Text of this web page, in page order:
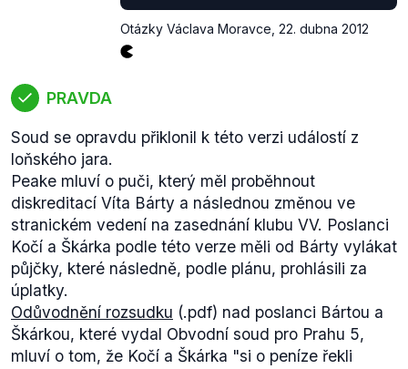
Otázky Václava Moravce 22. dubna 2012
PRAVDA
Soud se opravdu přiklonil k této verzi událostí z
loňského jara.
Peake mluví o puči, který měl proběhnout
diskreditací Víta Bárty a následnou změnou ve
stranickém vedení na zasednání klubu VV. Poslanci
Kočí a Škárka podle této verze měli od Bárty vylákat
půjčky, které následně, podle plánu, prohlásili za
úplatky.
Odůvodnění rozsudku (.pdf) nad poslanci Bártou a
Škárkou, které vydal Obvodní soud pro Prahu 5,
mluví o tom, že Kočí a Škárka "si o peníze řekli